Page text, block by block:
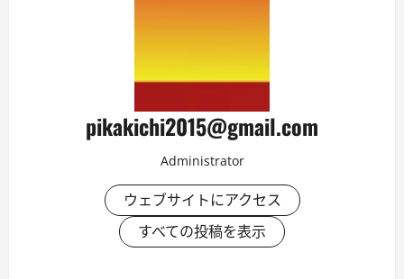
pikakichi2015@gmail.com
Administrator
ウェブサイトにアクセス
すべての投稿を表示